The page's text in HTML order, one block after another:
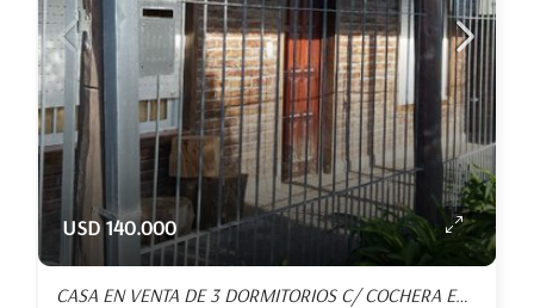
USD 140.000
CASA EN VENTA DE 3 DORMITORIOS C/ COCHERA EN CORONEL SUÁREZ